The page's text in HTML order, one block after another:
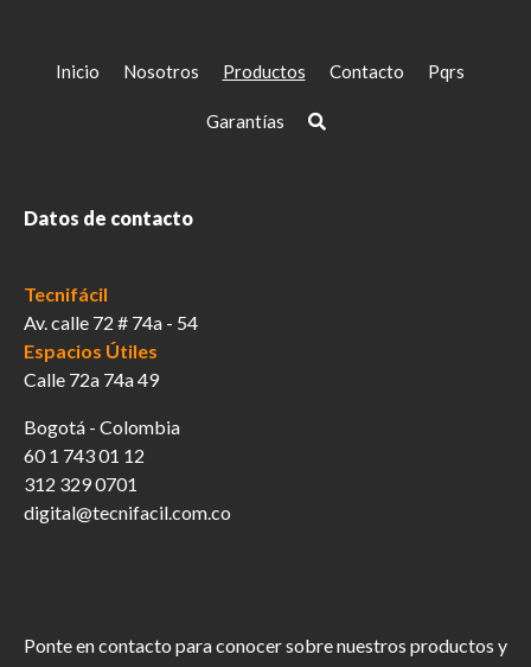
Inicio Nosotros Productos Contacto Pqrs
Garantías
Datos de contacto
Tecnifácil
Av. calle 72 # 74a - 54
Espacios Útiles
Calle 72a 74a 49
Bogotá - Colombia
60 1 743 01 12
312 329 0701
digital@tecnifacil.com.co
Ponte en contacto para conocer sobre nuestros productos y